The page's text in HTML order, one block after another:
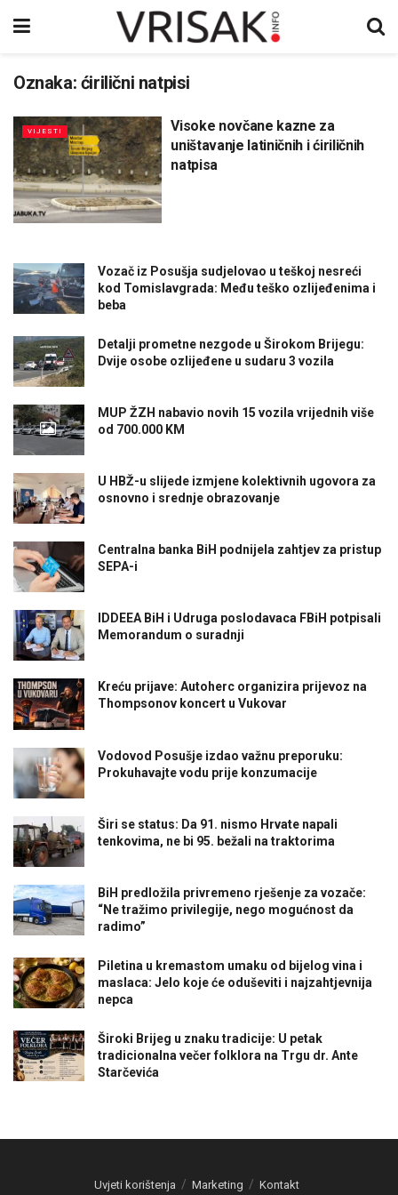
Oznaka: ćirilični natpisi
VIJESTI
Visoke novčane kazne za
uništavanje latiničnih i ćiriličnih
natpisa
Vozač iz Posušja sudjelovao u teškoj nesreći
kod Tomislavgrada: Među teško ozlijeđenima i
beba
Detalji prometne nezgode u Širokom Brijegu:
Dvije osobe ozlijeđene u sudaru 3 vozila
MUP ŽZH nabavio novih 15 vozila vrijednih više
od 700.000 KM
U HBŽ-u slijede izmjene kolektivnih ugovora za
osnovno i srednje obrazovanje
Centralna banka BiH podnijela zahtjev za pristup
SEPA-i
IDDEEA BiH i Udruga poslodavaca FBiH potpisali
Memorandum o suradnji
Kreću prijave: Autoherc organizira prijevoz na
Thompsonov koncert u Vukovar
Vodovod Posušje izdao važnu preporuku:
Prokuhavajte vodu prije konzumacije
Širi se status: Da 91. nismo Hrvate napali
tenkovima, ne bi 95. bežali na traktorima
BiH predložila privremeno rješenje za vozače:
“Ne tražimo privilegije, nego mogućnost da
radimo”
Piletina u kremastom umaku od bijelog vina i
maslaca: Jelo koje će oduševiti i najzahtjevnija
nepca
Široki Brijeg u znaku tradicije: U petak
tradicionalna večer folklora na Trgu dr. Ante
Starčevića
Uvjeti korištenja Marketing Kontakt